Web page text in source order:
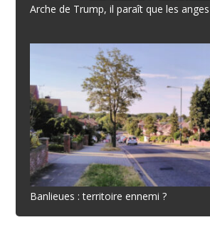
Arche de Trump, il paraît que les
Banlieues : territoire ennemi ?